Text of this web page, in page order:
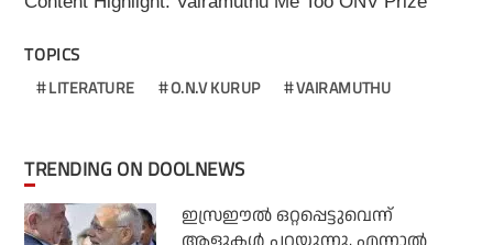
TOPICS
LITERATURE O.N.V KURUP VAIRAMUTHU
TRENDING ON DOOLNEWS
ഇസ്രഈല്‍ ഒറ്റപ്പെട്ടുവെന്ന്